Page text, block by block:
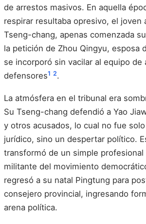
de arrestos masivos. En aquella
respirar resultaba opresivo, el joven
Tseng-chang, apenas comenzada
la petición de Zhou Qingyu, esposa
se incorporó sin vacilar al equipo de
defensores1 2.
La atmósfera en el tribunal era
Su Tseng-chang defendió a Yao
y otros acusados, lo cual no fue
jurídico, sino un despertar político.
transformó de un simple profesional
militante del movimiento
regresó a su natal Pingtung para
consejero provincial, ingresando
arena política.